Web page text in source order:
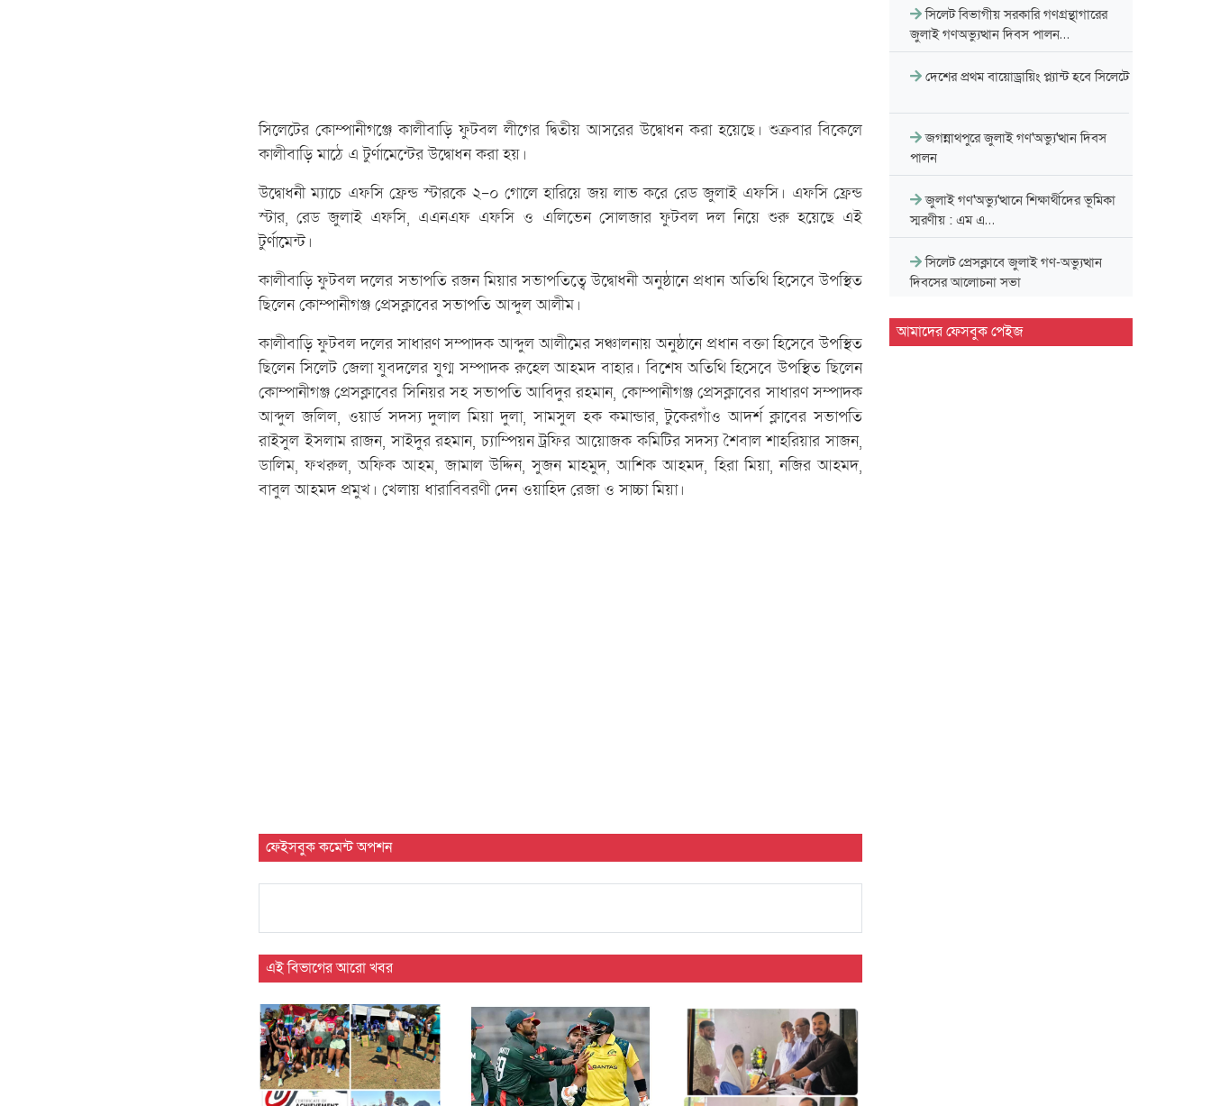
সিলেটের কোম্পানীগঞ্জে কালীবাড়ি ফুটবল লীগের দ্বিতীয় আসরের উদ্বোধন করা হয়েছে। শুক্রবার বিকেলে
কালীবাড়ি মাঠে এ টুর্ণামেন্টের উদ্বোধন করা হয়।
উদ্বোধনী ম্যাচে এফসি ফ্রেন্ড স্টারকে ২-০ গোলে হারিয়ে জয় লাভ করে রেড জুলাই এফসি। এফসি ফ্রেন্ড
স্টার, রেড জুলাই এফসি, এএনএফ এফসি ও এলিভেন সোলজার ফুটবল দল নিয়ে শুরু হয়েছে এই
টুর্ণামেন্ট।
কালীবাড়ি ফুটবল দলের সভাপতি রজন মিয়ার সভাপতিত্বে উদ্বোধনী অনুষ্ঠানে প্রধান অতিথি হিসেবে উপস্থিত
ছিলেন কোম্পানীগঞ্জ প্রেসক্লাবের সভাপতি আব্দুল আলীম।
কালীবাড়ি ফুটবল দলের সাধারণ সম্পাদক আব্দুল আলীমের সঞ্চালনায় অনুষ্ঠানে প্রধান বক্তা হিসেবে উপস্থিত
ছিলেন সিলেট জেলা যুবদলের যুগ্ম সম্পাদক রুহেল আহমদ বাহার। বিশেষ অতিথি হিসেবে উপস্থিত ছিলেন
কোম্পানীগঞ্জ প্রেসক্লাবের সিনিয়র সহ সভাপতি আবিদুর রহমান, কোম্পানীগঞ্জ প্রেসক্লাবের সাধারণ সম্পাদক
আব্দুল জলিল, ওয়ার্ড সদস্য দুলাল মিয়া দুলা, সামসুল হক কমান্ডার, টুকেরগাঁও আদর্শ ক্লাবের সভাপতি
রাইসুল ইসলাম রাজন, সাইদুর রহমান, চ্যাম্পিয়ন ট্রফির আয়োজক কমিটির সদস্য শৈবাল শাহরিয়ার সাজন,
ডালিম, ফখরুল, অফিক আহম, জামাল উদ্দিন, সুজন মাহমুদ, আশিক আহমদ, হিরা মিয়া, নজির আহমদ,
বাবুল আহমদ প্রমুখ। খেলায় ধারাবিবরণী দেন ওয়াহিদ রেজা ও সাচ্চা মিয়া।
ফেইসবুক কমেন্ট অপশন
এই বিভাগের আরো খবর
সিলেট বিভাগীয় সরকারি গণগ্রন্থাগারের
জুলাই গণঅভ্যুত্থান দিবস পালন…
দেশের প্রথম বায়োড্রায়িং প্ল্যান্ট হবে সিলেটে
জগন্নাথপুরে জুলাই গণ'অভ্যু'ত্থান দিবস
পালন
জুলাই গণ'অভ্যু'ত্থানে শিক্ষার্থীদের ভূমিকা
স্মরণীয় : এম এ…
সিলেট প্রেসক্লাবে জুলাই গণ-অভ্যুত্থান
দিবসের আলোচনা সভা
মাহবুব আলী খানের ৪২তম মৃ'ত্যু'বার্ষিকী
উপলক্ষে পরিবারের দোয়া…
আমাদের ফেসবুক পেইজ